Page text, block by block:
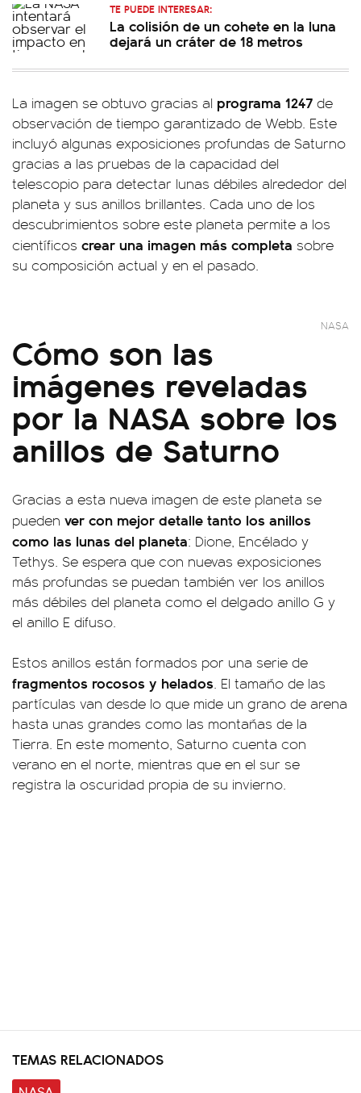
TE PUEDE INTERESAR:
La colisión de un cohete en la luna
dejará un cráter de 18 metros
La imagen se obtuvo gracias al programa 1247 de
observación de tiempo garantizado de Webb. Este
incluyó algunas exposiciones profundas de Saturno
gracias a las pruebas de la capacidad del
telescopio para detectar lunas débiles alrededor del
planeta y sus anillos brillantes. Cada uno de los
descubrimientos sobre este planeta permite a los
científicos crear una imagen más completa sobre
su composición actual y en el pasado.
NASA
Cómo son las
imágenes reveladas
por la NASA sobre los
anillos de Saturno
Gracias a esta nueva imagen de este planeta se
pueden ver con mejor detalle tanto los anillos
como las lunas del planeta: Dione, Encélado y
Tethys. Se espera que con nuevas exposiciones
más profundas se puedan también ver los anillos
más débiles del planeta como el delgado anillo G y
el anillo E difuso.
Estos anillos están formados por una serie de
fragmentos rocosos y helados. El tamaño de las
partículas van desde lo que mide un grano de arena
hasta unas grandes como las montañas de la
Tierra. En este momento, Saturno cuenta con
verano en el norte, mientras que en el sur se
registra la oscuridad propia de su invierno.
TEMAS RELACIONADOS